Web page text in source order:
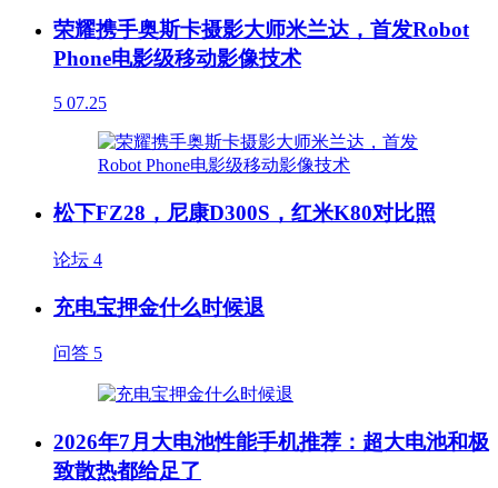
荣耀携手奥斯卡摄影大师米兰达，首发Robot
Phone电影级移动影像技术
5 07.25
松下FZ28，尼康D300S，红米K80对比照
论坛 4
充电宝押金什么时候退
问答 5
2026年7月大电池性能手机推荐：超大电池和极
致散热都给足了